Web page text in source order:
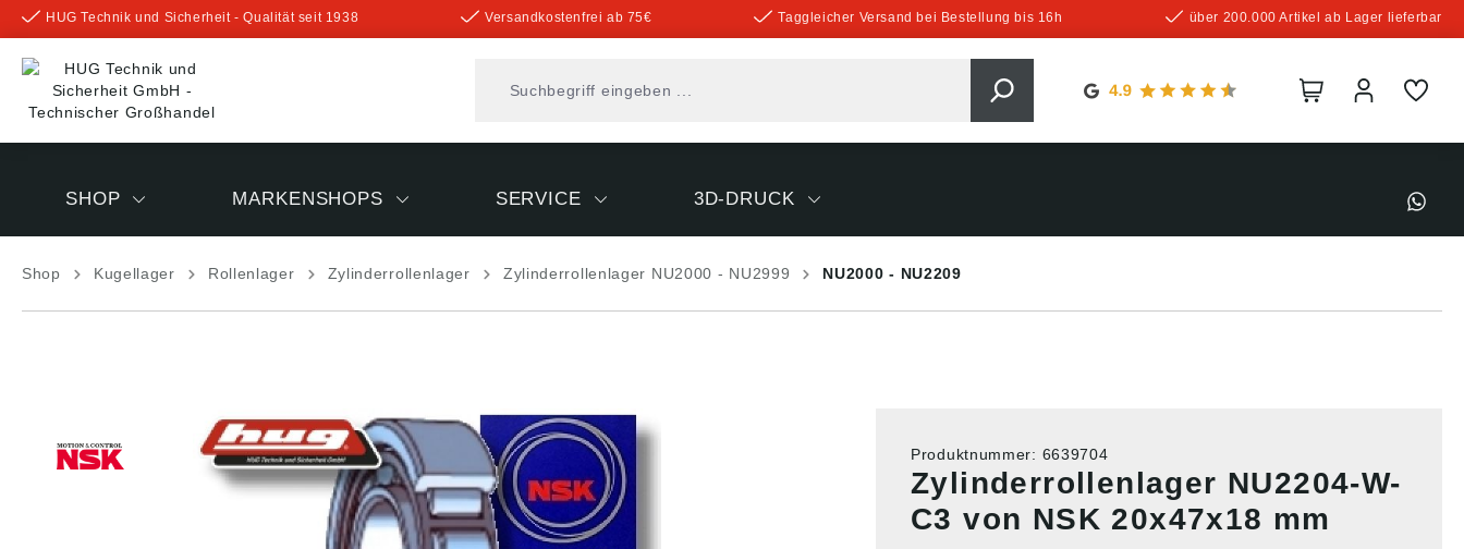
springen
HUG Technik und Sicherheit - Qualität seit 1938 Versandkostenfrei ab 75€ Taggleicher Versand bei Bestellung bis 16h über 200.000 Artikel ab Lager lieferbar
SHOP MARKENSHOPS SERVICE 3D-DRUCK
Shop Kugellager Rollenlager Zylinderrollenlager Zylinderrollenlager NU2000 - NU2999 NU2000 - NU2209
Produktnummer: 6639704
Zylinderrollenlager NU2204-W-
C3 von NSK 20x47x18 mm